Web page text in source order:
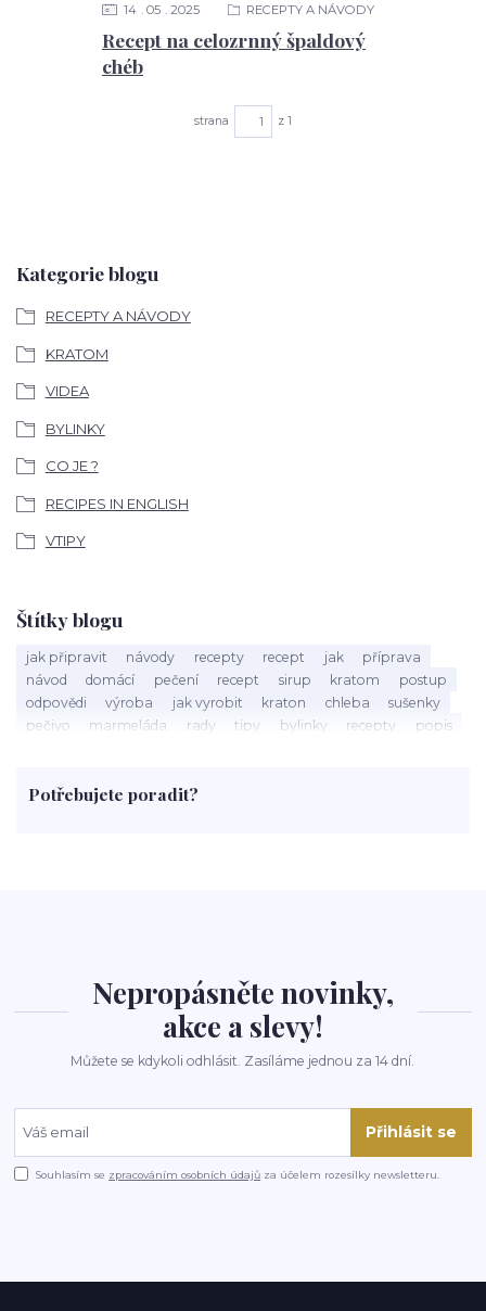
Kategorie blogu
RECEPTY A NÁVODY
KRATOM
VIDEA
BYLINKY
CO JE ?
RECIPES IN ENGLISH
VTIPY
Štítky blogu
jak připravit návody recepty recept jak
příprava
návod
domácí pečení recept sirup kratom
postup
odpovědi
výroba jak vyrobit kraton chleba
sušenky
pečivo
marmeláda rady tipy bylinky recepty
popis
rohlíky
grilování čaj
Potřebujete poradit?
Recept na celozrnný špaldový
chéb
14 05 2025 RECEPTY A NÁVODY
strana z 1
Nepropásněte novinky,
akce a slevy!
Můžete se kdykoli odhlásit. Zasíláme jednou za 14 dní.
Přihlásit se
Souhlasím se zpracováním osobních údajů za účelem rozesílky newsletteru.